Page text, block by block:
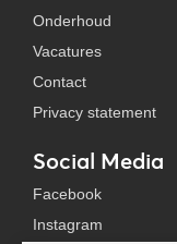
Onderhoud
Vacatures
Contact
Privacy statement
Social Media
Facebook
Instagram